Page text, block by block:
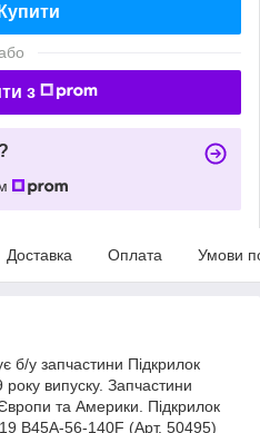
Купити
з
Доставка Оплата Умови
б/у запчастини Підкрилок
випуску. Запчастини
та Америки. Підкрилок
B45A-56-140F (Арт. 50495)